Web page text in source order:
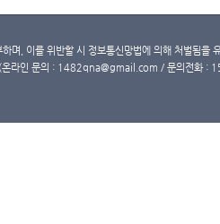
며, 이를 위반할 시 정보통신망법에 의해 처벌됨을
온라인 문의 : 1482qna@gmail.com / 문의전화 :